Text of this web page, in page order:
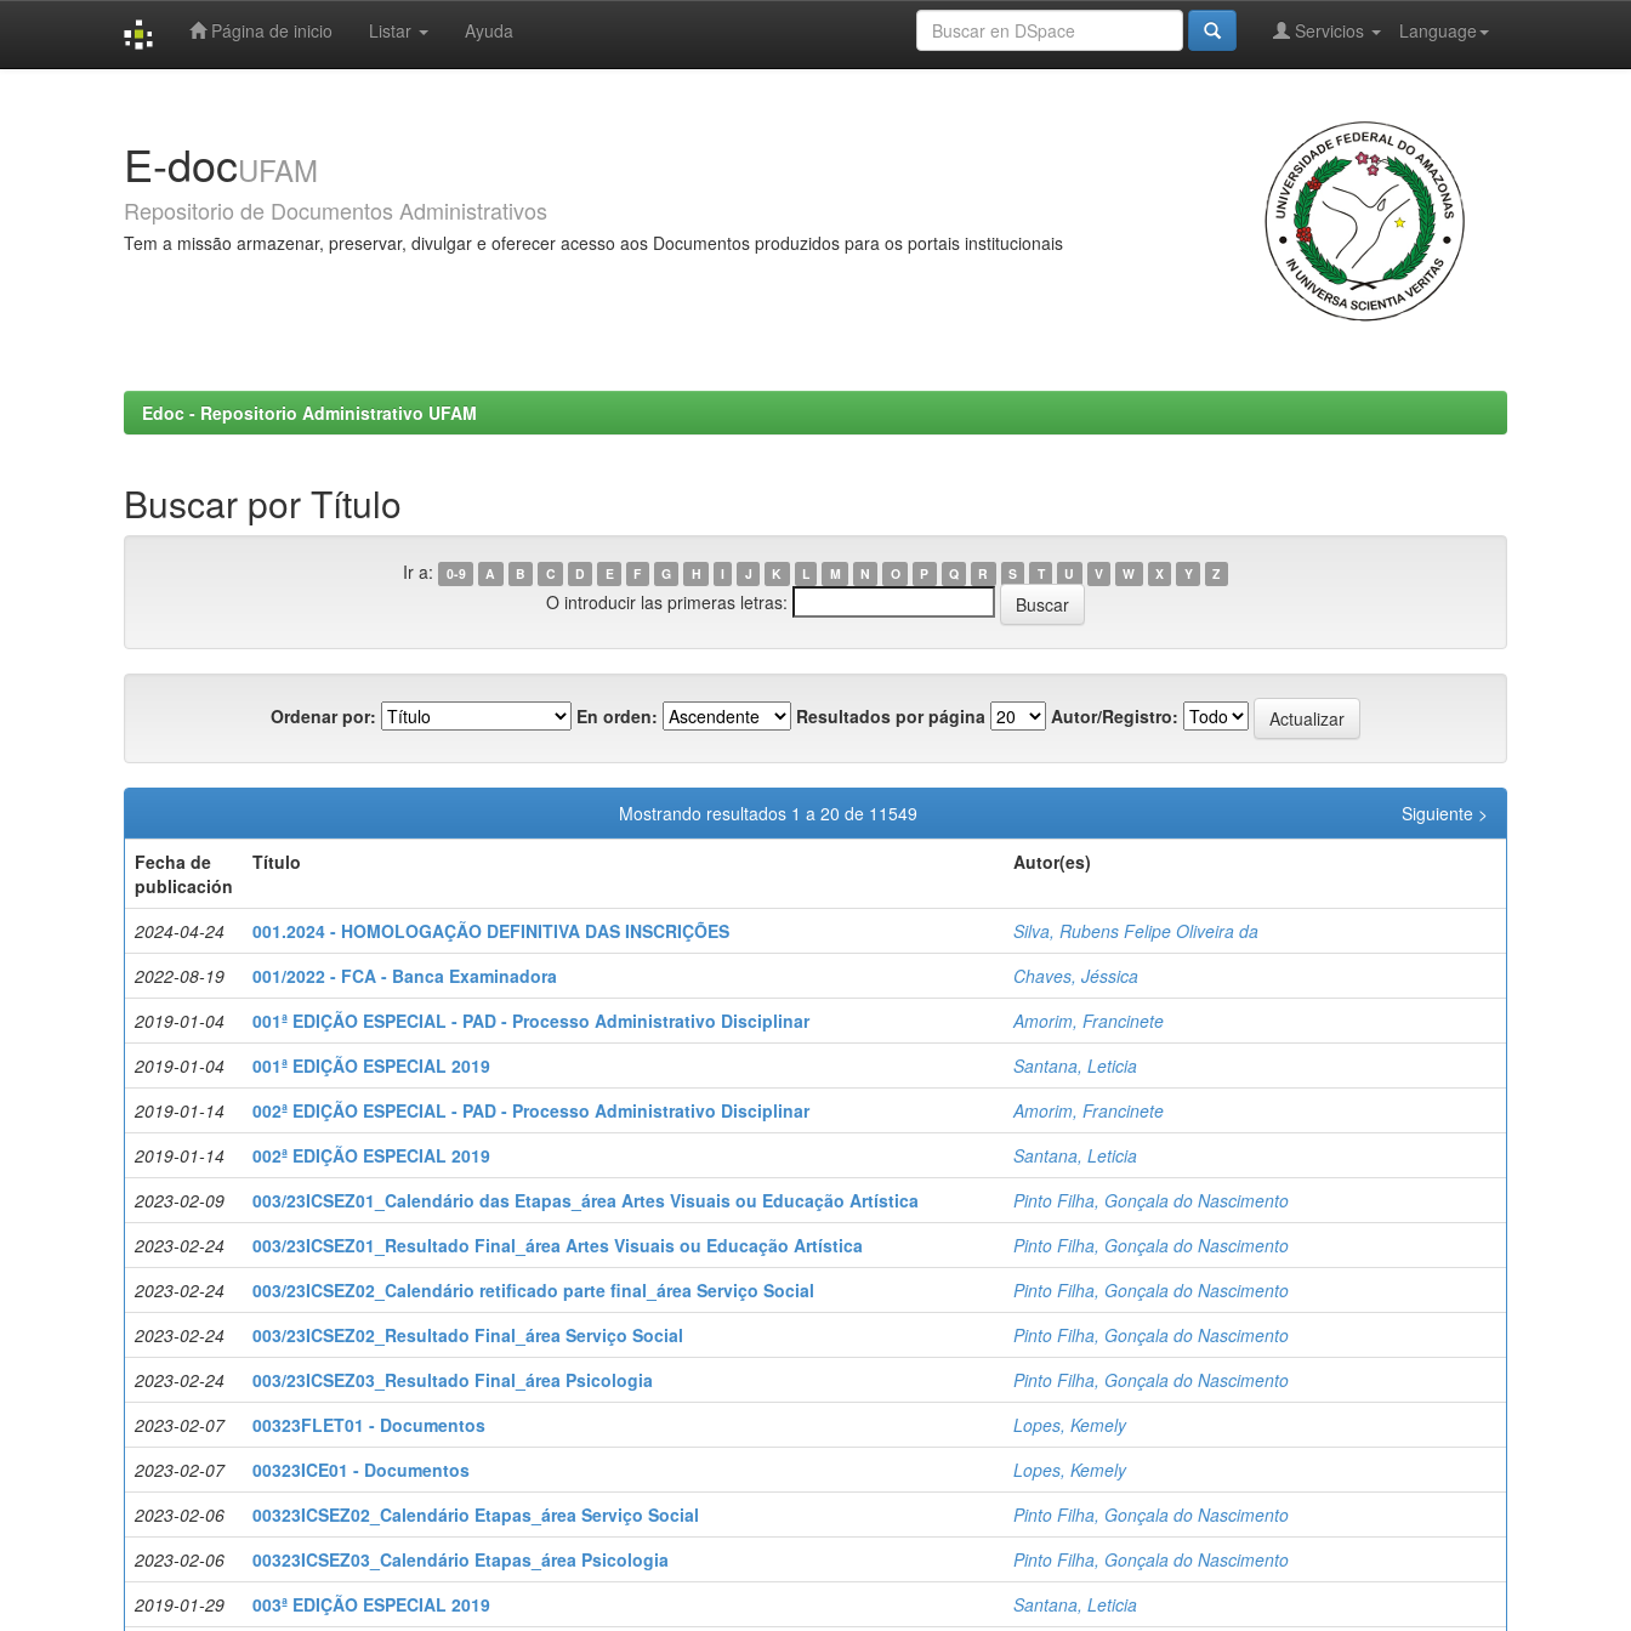
Página de inicio Listar Ayuda Language
Servicios
E-docUFAM
Repositorio de Documentos Administrativos
Tem a missão armazenar, preservar, divulgar e oferecer acesso aos Documentos produzidos para os portais institucionais
Edoc - Repositorio Administrativo UFAM
Buscar por Título
Ir a: 0-9 A B C D E F G H I J K L M N O P Q R S T U V W X Y Z
O introducir las primeras letras:
Ordenar por: En orden: Resultados por página Autor/Registro:
Mostrando resultados 1 a 20 de 11549
Siguiente >
Fecha de
publicación
Título Autor(es)
2024-04-24 001.2024 - HOMOLOGAÇÃO DEFINITIVA DAS INSCRIÇÕES
Silva, Rubens Felipe Oliveira da
2022-08-19
001/2022 - FCA - Banca Examinadora
Chaves, Jéssica
2019-01-04
001ª EDIÇÃO ESPECIAL - PAD - Processo Administrativo Disciplinar
Amorim, Francinete
2019-01-04
001ª EDIÇÃO ESPECIAL 2019
Santana, Leticia
2019-01-14
002ª EDIÇÃO ESPECIAL - PAD - Processo Administrativo Disciplinar
Amorim, Francinete
2019-01-14
002ª EDIÇÃO ESPECIAL 2019
Santana, Leticia
2023-02-09
003/23ICSEZ01_Calendário das Etapas_área Artes Visuais ou Educação Artística
Pinto Filha, Gonçala do Nascimento
2023-02-24
003/23ICSEZ01_Resultado Final_área Artes Visuais ou Educação Artística
Pinto Filha, Gonçala do Nascimento
2023-02-24
003/23ICSEZ02_Calendário retificado parte final_área Serviço Social
Pinto Filha, Gonçala do Nascimento
2023-02-24
003/23ICSEZ02_Resultado Final_área Serviço Social
Pinto Filha, Gonçala do Nascimento
2023-02-24
003/23ICSEZ03_Resultado Final_área Psicologia
Pinto Filha, Gonçala do Nascimento
2023-02-07
00323FLET01 - Documentos
Lopes, Kemely
2023-02-07
00323ICE01 - Documentos
Lopes, Kemely
2023-02-06
00323ICSEZ02_Calendário Etapas_área Serviço Social
Pinto Filha, Gonçala do Nascimento
2023-02-06
00323ICSEZ03_Calendário Etapas_área Psicologia
Pinto Filha, Gonçala do Nascimento
2019-01-29
003ª EDIÇÃO ESPECIAL 2019 Santana, Leticia